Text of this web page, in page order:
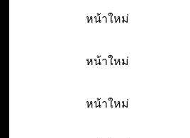
หน้าใหม่
หน้าใหม่
หน้าใหม่